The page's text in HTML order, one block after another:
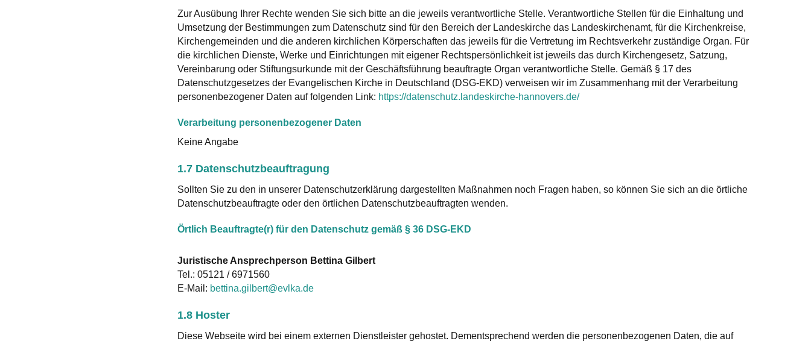
Zur Ausübung Ihrer Rechte wenden Sie sich bitte an die jeweils verantwortliche Stelle. Verantwortliche Stellen für die Einhaltung und
Umsetzung der Bestimmungen zum Datenschutz sind für den Bereich der Landeskirche das Landeskirchenamt, für die Kirchenkreise,
Kirchengemeinden und die anderen kirchlichen Körperschaften das jeweils für die Vertretung im Rechtsverkehr zuständige Organ. Für
die kirchlichen Dienste, Werke und Einrichtungen mit eigener Rechtspersönlichkeit ist jeweils das durch Kirchengesetz, Satzung,
Vereinbarung oder Stiftungsurkunde mit der Geschäftsführung beauftragte Organ verantwortliche Stelle. Gemäß § 17 des
Datenschutzgesetzes der Evangelischen Kirche in Deutschland (DSG-EKD) verweisen wir im Zusammenhang mit der Verarbeitung
personenbezogener Daten auf folgenden Link: https://datenschutz.landeskirche-hannovers.de/
Verarbeitung personenbezogener Daten
Keine Angabe
1.7 Datenschutzbeauftragung
Sollten Sie zu den in unserer Datenschutzerklärung dargestellten Maßnahmen noch Fragen haben, so können Sie sich an die örtliche
Datenschutzbeauftragte oder den örtlichen Datenschutzbeauftragten wenden.
Örtlich Beauftragte(r) für den Datenschutz gemäß § 36 DSG-EKD
Juristische Ansprechperson Bettina Gilbert
Tel.: 05121 / 6971560
E-Mail: bettina.gilbert@evlka.de
1.8 Hoster
Diese Webseite wird bei einem externen Dienstleister gehostet. Dementsprechend werden die personenbezogenen Daten, die auf